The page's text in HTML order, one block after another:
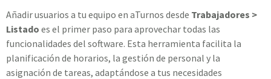
Añadir usuarios a tu equipo en aTurnos desde Trabajadores >
Listado es el primer paso para aprovechar todas las
funcionalidades del software. Esta herramienta facilita la
planificación de horarios, la gestión de personal y la
asignación de tareas, adaptándose a tus necesidades